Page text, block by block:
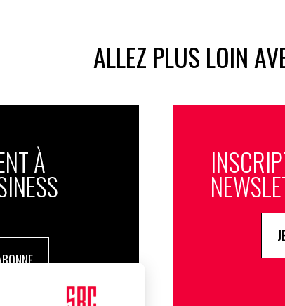
ALLEZ PLUS LOIN
À